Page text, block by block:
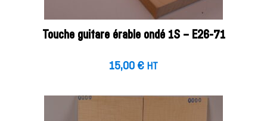
Touche guitare érable ondé 1S – E26-71
15,00 € HT